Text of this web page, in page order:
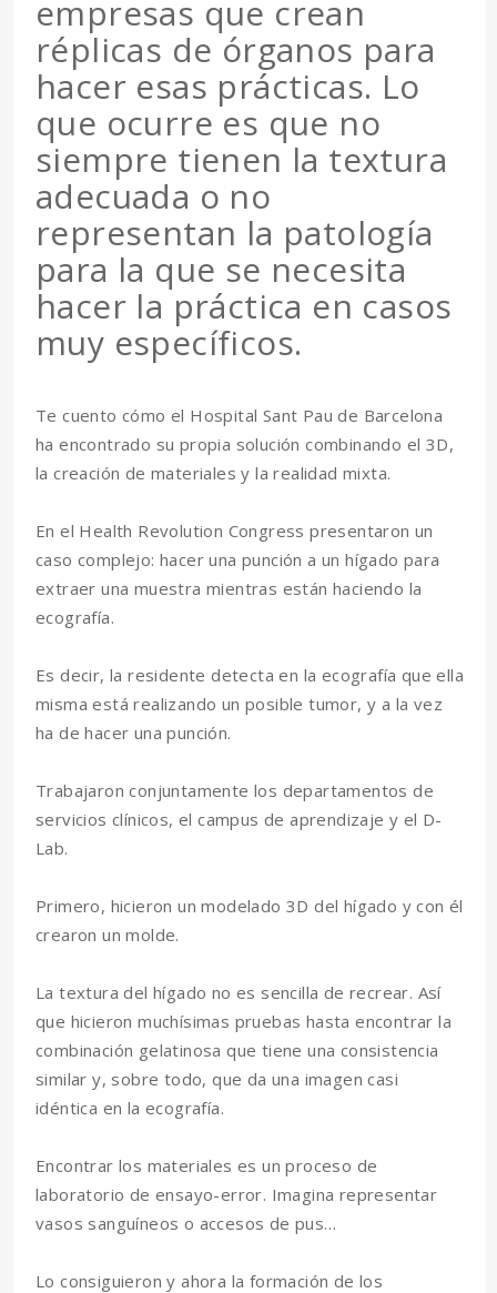
empresas que crean
réplicas de órganos para
hacer esas prácticas. Lo
que ocurre es que no
siempre tienen la textura
adecuada o no
representan la patología
para la que se necesita
hacer la práctica en casos
muy específicos.
Te cuento cómo el Hospital Sant Pau de Barcelona
ha encontrado su propia solución combinando el 3D,
la creación de materiales y la realidad mixta.
En el Health Revolution Congress presentaron un
caso complejo: hacer una punción a un hígado para
extraer una muestra mientras están haciendo la
ecografía.
Es decir, la residente detecta en la ecografía que ella
misma está realizando un posible tumor, y a la vez
ha de hacer una punción.
Trabajaron conjuntamente los departamentos de
servicios clínicos, el campus de aprendizaje y el D-
Lab.
Primero, hicieron un modelado 3D del hígado y con él
crearon un molde.
La textura del hígado no es sencilla de recrear. Así
que hicieron muchísimas pruebas hasta encontrar la
combinación gelatinosa que tiene una consistencia
similar y, sobre todo, que da una imagen casi
idéntica en la ecografía.
Encontrar los materiales es un proceso de
laboratorio de ensayo-error. Imagina representar
vasos sanguíneos o accesos de pus…
Lo consiguieron y ahora la formación de los